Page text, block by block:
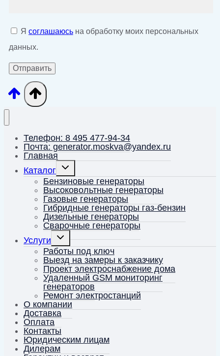
Я соглашаюсь на обработку моих персональных
данных.
Телефон: 8 495 477-94-34
Почта: generator.moskva@yandex.ru
Главная
Каталог
Переключить
дочернее
меню
Бензиновые генераторы
Высоковольтные генераторы
Газовые генераторы
Гибридные генераторы газ-бензин
Дизельные генераторы
Сварочные генераторы
Услуги
Переключить
дочернее
меню
Работы под ключ
Выезд на замеры к заказчику
Проект электроснабжение дома
Удаленный GSM мониторинг
генераторов
Ремонт электростанций
О компании
Доставка
Оплата
Контакты
Юридическим лицам
Дилерам